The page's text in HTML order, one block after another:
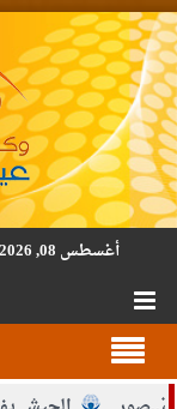
أغسطس 08, 2026